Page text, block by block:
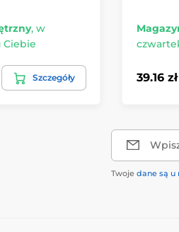
, w
Ciebie
Szczegóły 39.16 zł
Twoje dane są u